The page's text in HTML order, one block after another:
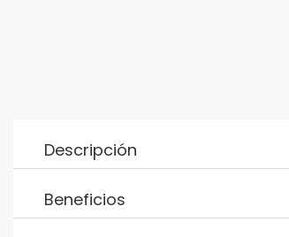
Descripción
Beneficios